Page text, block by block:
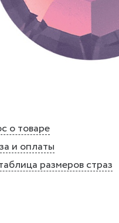
о товаре
и оплаты
размеров страз